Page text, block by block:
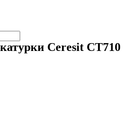
Ceresit CT710